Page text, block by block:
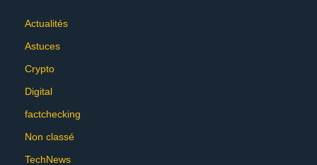
Actualités
Astuces
Crypto
Digital
factchecking
Non classé
TechNews